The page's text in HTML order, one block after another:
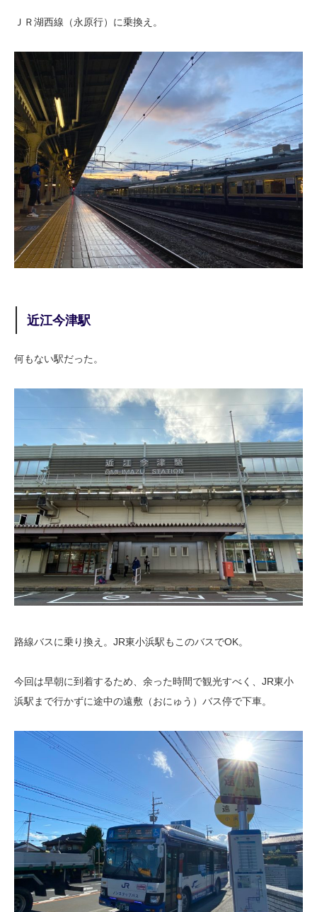
ＪＲ湖西線（永原行）に乗換え。
近江今津駅
何もない駅だった。
路線バスに乗り換え。JR東小浜駅もこのバスでOK。
今回は早朝に到着するため、余った時間で観光すべく、JR東小
浜駅まで行かずに途中の遠敷（おにゅう）バス停で下車。